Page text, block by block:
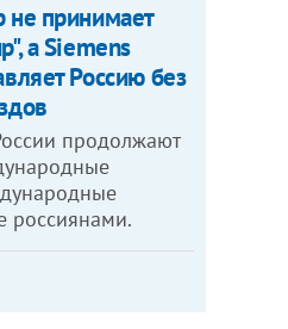
не принимает
а Siemens
Россию без
продолжают
россиянами.